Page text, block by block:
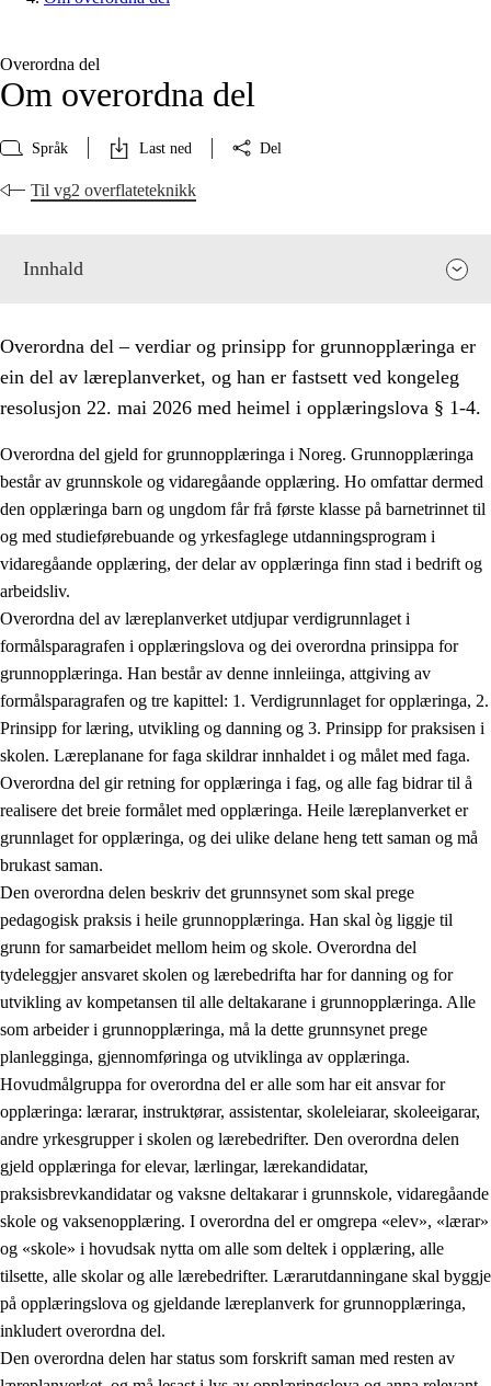
Overordna del
Om overordna del
Språk Last ned Del
Til vg2 overflateteknikk
Innhald
Overordna del – verdiar og prinsipp for grunnopplæringa er
ein del av læreplanverket, og han er fastsett ved kongeleg
resolusjon 22. mai 2026 med heimel i opplæringslova § 1-4.
Overordna del gjeld for grunnopplæringa i Noreg. Grunnopplæringa
består av grunnskole og vidaregåande opplæring. Ho omfattar dermed
den opplæringa barn og ungdom får frå første klasse på barnetrinnet til
og med studieførebuande og yrkesfaglege utdanningsprogram i
vidaregåande opplæring, der delar av opplæringa finn stad i bedrift og
arbeidsliv.
Overordna del av læreplanverket utdjupar verdigrunnlaget i
formålsparagrafen i opplæringslova og dei overordna prinsippa for
grunnopplæringa. Han består av denne innleiinga, attgiving av
formålsparagrafen og tre kapittel: 1. Verdigrunnlaget for opplæringa, 2.
Prinsipp for læring, utvikling og danning og 3. Prinsipp for praksisen i
skolen. Læreplanane for faga skildrar innhaldet i og målet med faga.
Overordna del gir retning for opplæringa i fag, og alle fag bidrar til å
realisere det breie formålet med opplæringa. Heile læreplanverket er
grunnlaget for opplæringa, og dei ulike delane heng tett saman og må
brukast saman.
Den overordna delen beskriv det grunnsynet som skal prege
pedagogisk praksis i heile grunnopplæringa. Han skal òg liggje til
grunn for samarbeidet mellom heim og skole. Overordna del
tydeleggjer ansvaret skolen og lærebedrifta har for danning og for
utvikling av kompetansen til alle deltakarane i grunnopplæringa. Alle
som arbeider i grunnopplæringa, må la dette grunnsynet prege
planlegginga, gjennomføringa og utviklinga av opplæringa.
Hovudmålgruppa for overordna del er alle som har eit ansvar for
opplæringa: lærarar, instruktørar, assistentar, skoleleiarar, skoleeigarar,
andre yrkesgrupper i skolen og lærebedrifter. Den overordna delen
gjeld opplæringa for elevar, lærlingar, lærekandidatar,
praksisbrevkandidatar og vaksne deltakarar i grunnskole, vidaregåande
skole og vaksenopplæring. I overordna del er omgrepa «elev», «lærar»
og «skole» i hovudsak nytta om alle som deltek i opplæring, alle
tilsette, alle skolar og alle lærebedrifter. Lærarutdanningane skal byggje
på opplæringslova og gjeldande læreplanverk for grunnopplæringa,
inkludert overordna del.
Den overordna delen har status som forskrift saman med resten av